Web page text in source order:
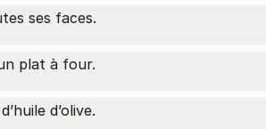
ses faces.
plat à four.
d’olive.